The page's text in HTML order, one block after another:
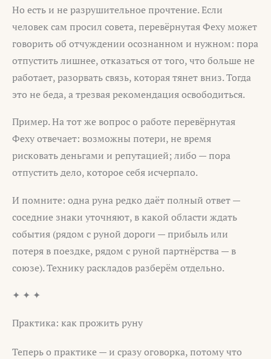
Но есть и не разрушительное прочтение. Если
человек сам просил совета, перевёрнутая Феху может
говорить об отчуждении осознанном и нужном: пора
отпустить лишнее, отказаться от того, что больше не
работает, разорвать связь, которая тянет вниз. Тогда
это не беда, а трезвая рекомендация освободиться.
Пример. На тот же вопрос о работе перевёрнутая
Феху отвечает: возможны потери, не время
рисковать деньгами и репутацией; либо — пора
отпустить дело, которое себя исчерпало.
И помните: одна руна редко даёт полный ответ —
соседние знаки уточняют, в какой области ждать
события (рядом с руной дороги — прибыль или
потеря в поездке, рядом с руной партнёрства — в
союзе). Технику раскладов разберём отдельно.
✦ ✦ ✦
Практика: как прожить руну
Теперь о практике — и сразу оговорка, потому что